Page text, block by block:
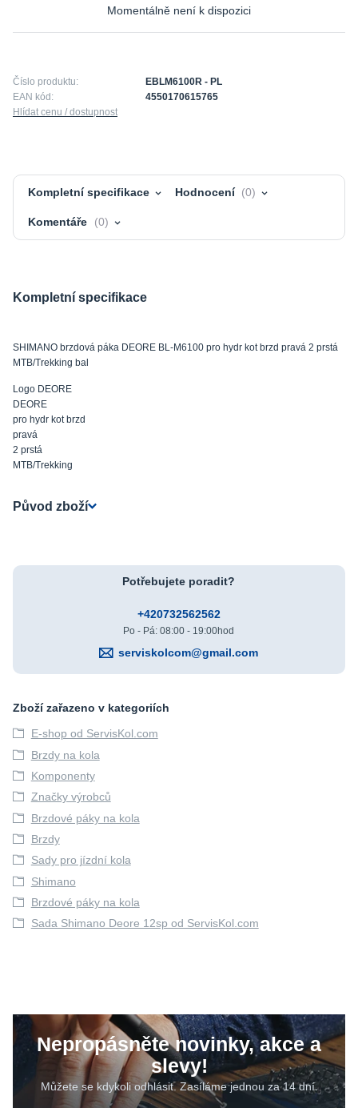
Momentálně není k dispozici
Číslo produktu:
EBLM6100R - PL
EAN kód:
4550170615765
Hlídat cenu / dostupnost
Kompletní specifikace Hodnocení 0
Komentáře 0
Kompletní specifikace
SHIMANO brzdová páka DEORE BL-M6100 pro hydr kot brzd pravá 2 prstá
MTB/Trekking bal
Logo DEORE
DEORE
pro hydr kot brzd
pravá
2 prstá
MTB/Trekking
Původ zboží
Potřebujete poradit?
+420732562562
Po - Pá: 08:00 - 19:00hod
serviskolcom@gmail.com
Zboží zařazeno v kategoriích
E-shop od ServisKol.com
Brzdy na kola
Komponenty
Značky výrobců
Brzdové páky na kola
Brzdy
Sady pro jízdní kola
Shimano
Brzdové páky na kola
Sada Shimano Deore 12sp od ServisKol.com
Nepropásněte novinky, akce a
slevy!
Můžete se kdykoli odhlásit. Zasíláme jednou za 14 dní.